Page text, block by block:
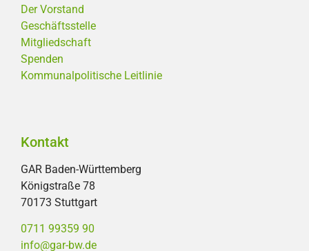
Der Vorstand
Geschäftsstelle
Mitgliedschaft
Spenden
Kommunalpolitische Leitlinie
Kontakt
GAR Baden-Württemberg
Königstraße 78
70173 Stuttgart
0711 99359 90
info@gar-bw.de